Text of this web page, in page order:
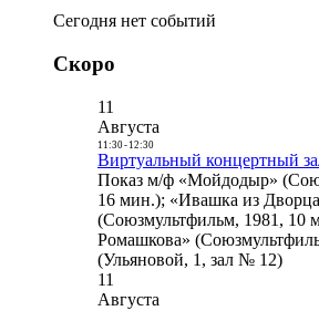
Сегодня нет событий
Скоро
11
Августа
11:30- 12:30
Виртуальный концертный
Показ м/ф «Мойдодыр»
16 мин.); «Ивашка из
(Союзмультфильм, 1981, 10
Ромашкова»
(Ульяновой, 1, зал № 12)
11
Августа